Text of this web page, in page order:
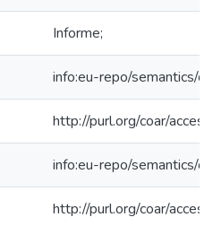
Informe;
info:eu-repo/semantics/
http://purl.org/coar/
info:eu-repo/semantics/
http://purl.org/coar/